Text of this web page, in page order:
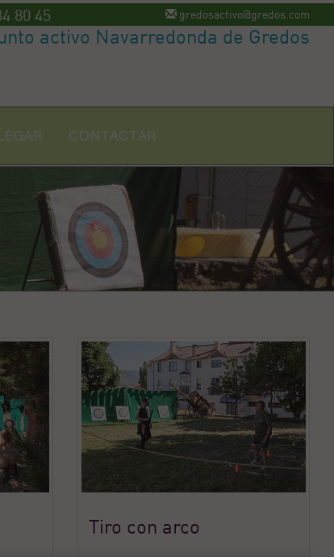
80 45 gredosactivo@gredos.com
activo Navarredonda de Gredos
CONTACTAR
Tiro con arco